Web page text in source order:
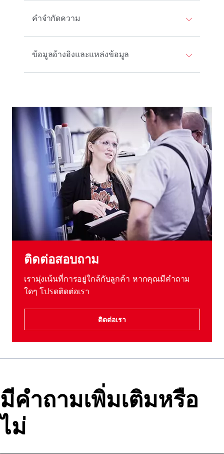
คําจํากัดความ
ข้อมูลอ้างอิงและแหล่งข้อมูล
ติดต่อสอบถาม
เรามุ่งเน้นที่การอยู่ใกล้กับลูกค้า หากคุณมีคําถาม
ใดๆ โปรดติดต่อเรา
ติดต่อเรา
มีคําถามเพิ่มเติมหรือ
ไม่